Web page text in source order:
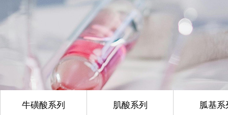
牛磺酸系列 肌酸系列 胍基系